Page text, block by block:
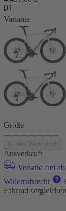
[1]
Variante
Größe
Ausverkauft
Versand frei
Widerrufsrecht
Fahrrad vergleichen